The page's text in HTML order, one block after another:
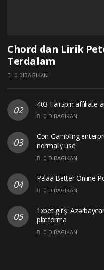
Chord dan Lirik
Terdalam
0 DIBAGIKAN
403 FairSpin affiliate
0 DIBAGIKAN
Con Gambling
normally use
0 DIBAGIKAN
Pelaa Better Online
0 DIBAGIKAN
1xbet giriş:
platforma
0 DIBAGIKAN